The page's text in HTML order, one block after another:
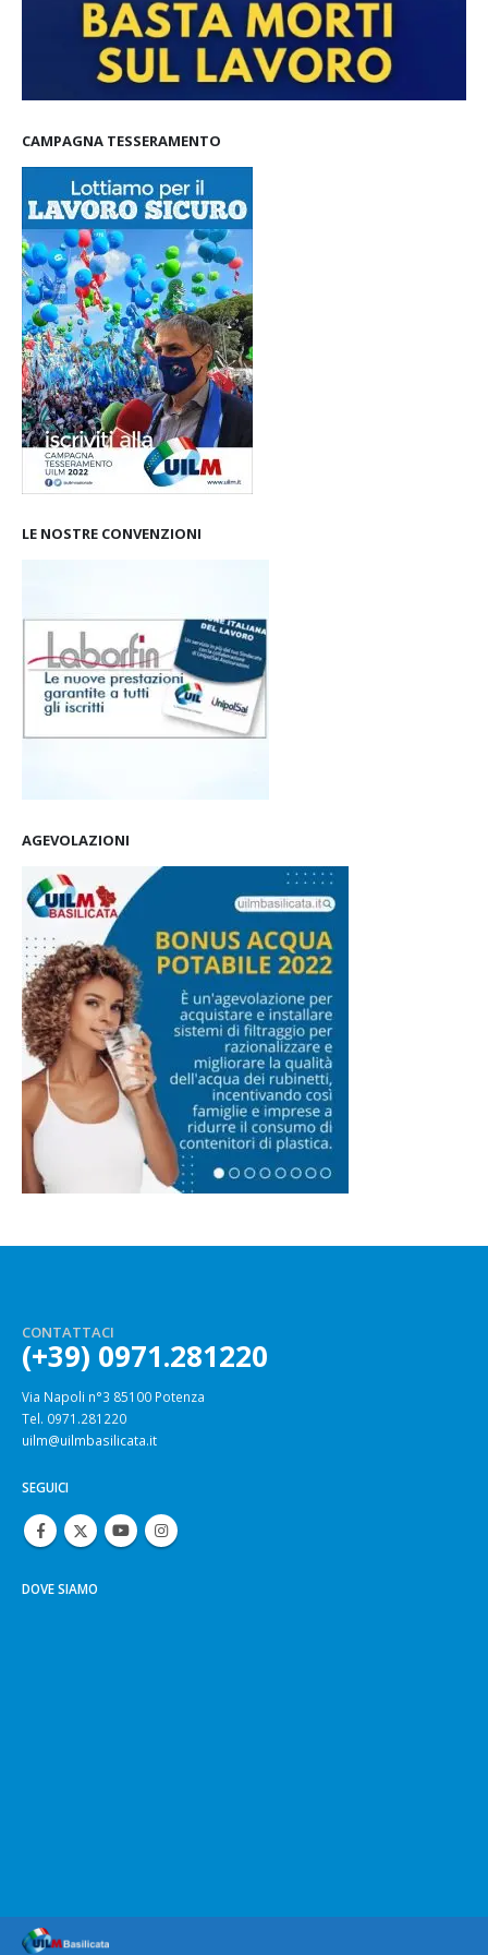
CAMPAGNA TESSERAMENTO
LE NOSTRE CONVENZIONI
AGEVOLAZIONI
CONTATTACI
(+39) 0971.281220
Via Napoli n°3 85100 Potenza
Tel. 0971.281220
uilm@uilmbasilicata.it
SEGUICI
DOVE SIAMO